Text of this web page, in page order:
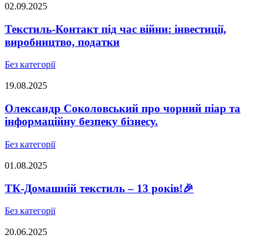
02.09.2025
Текстиль-Контакт під час війни: інвестиції,
виробництво, податки
Без категорії
19.08.2025
Олександр Соколовський про чорний піар та
інформаційну безпеку бізнесу.
Без категорії
01.08.2025
ТК-Домашній текстиль – 13 років!🎉
Без категорії
20.06.2025